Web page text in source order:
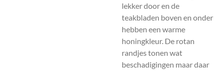
lekker door en de
teakbladen boven en onder
hebben een warme
honingkleur. De rotan
randjes tonen wat
beschadigingen maar daar